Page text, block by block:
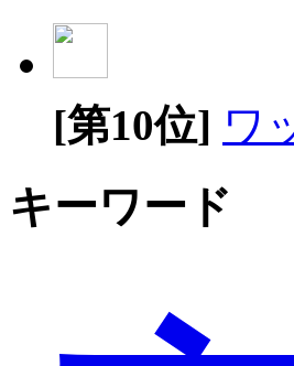
[第10位] ワ
キーワード